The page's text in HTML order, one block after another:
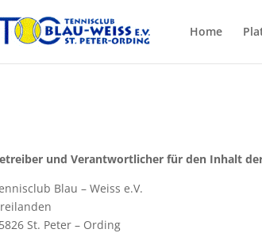
Home
und Verantwortlicher für den Inhalt
Blau – Weiss e.V.
St. Peter – Ording